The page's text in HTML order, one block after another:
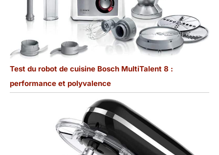
Test du robot de cuisine Bosch MultiTalent 8 :
performance et polyvalence